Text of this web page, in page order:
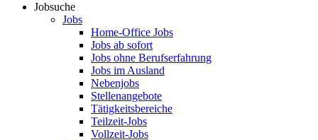
Jobsuche
Jobs
Home-Office Jobs
Jobs ab sofort
Jobs ohne Berufserfahrung
Jobs im Ausland
Nebenjobs
Stellenangebote
Tätigkeitsbereiche
Teilzeit-Jobs
Vollzeit-Jobs